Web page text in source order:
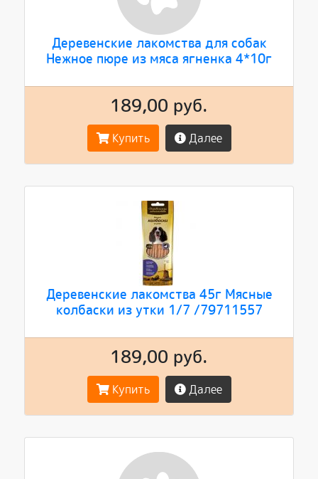
Деревенские лакомства для собак
Нежное пюре из мяса ягненка 4*10г
189,00 руб.
Купить Далее
Деревенские лакомства 45г Мясные
колбаски из утки 1/7 /79711557
189,00 руб.
Купить Далее